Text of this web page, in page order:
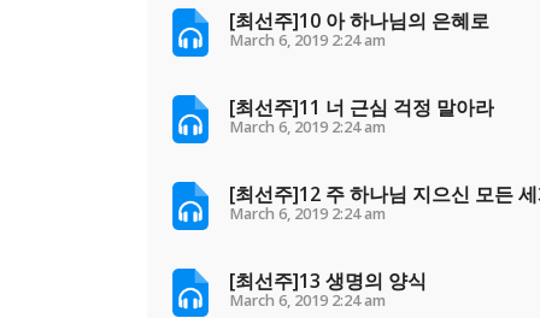
[최선주]10 아 하나님의 은혜로
March 6, 2019 2:24 am
[최선주]11 너 근심 걱정 말아라
March 6, 2019 2:24 am
[최선주]12 주 하나님 지으신 모든
March 6, 2019 2:24 am
[최선주]13 생명의 양식
March 6, 2019 2:24 am